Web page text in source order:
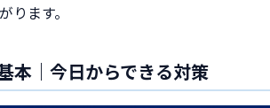
ります。
本｜今日からできる対策